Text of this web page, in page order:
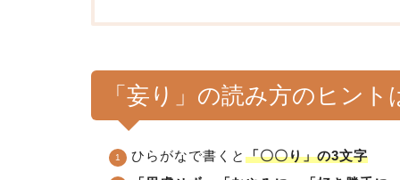
「妄り」の読み方のヒント
ひらがなで書くと 「〇〇り」の3文字